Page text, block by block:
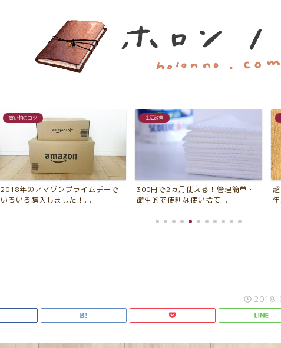
買い物のコツ
2018年のアマゾンプライムデーで
いろいろ購入しました！...
生活改善
300円で2ヵ月使える！管理簡単・
衛生的で便利な使い捨て...